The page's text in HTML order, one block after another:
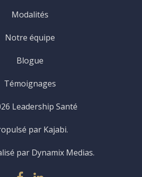
Modalités
Notre équipe
Blogue
Témoignages
Leadership Santé
par Kajabi.
par Dynamix Medias.